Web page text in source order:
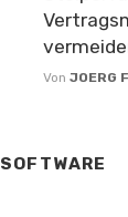
Von JOERG
SOFTWARE